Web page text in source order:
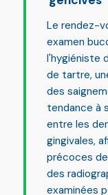
Le rendez-
examen
l'hygiéniste
de tartre,
des
tendance à
entre les
gingivales,
précoces
des
examinées